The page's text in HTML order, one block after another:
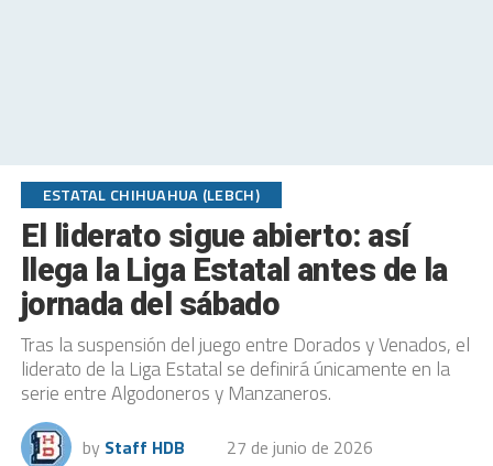
ESTATAL CHIHUAHUA (LEBCH)
El liderato sigue abierto: así
llega la Liga Estatal antes de la
jornada del sábado
Tras la suspensión del juego entre Dorados y Venados, el
liderato de la Liga Estatal se definirá únicamente en la
serie entre Algodoneros y Manzaneros.
by Staff HDB 27 de junio de 2026